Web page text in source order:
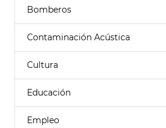
Bomberos
Contaminación Acústica
Cultura
Educación
Empleo